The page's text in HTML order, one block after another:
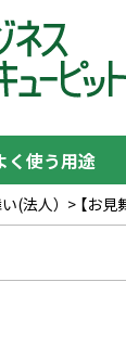
く使う用途
(法人） > 【お